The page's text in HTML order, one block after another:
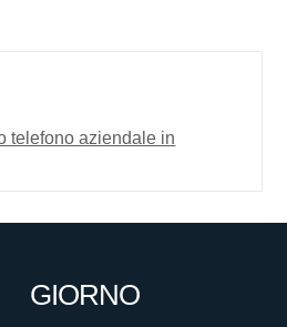
telefono aziendale in
GIORNO